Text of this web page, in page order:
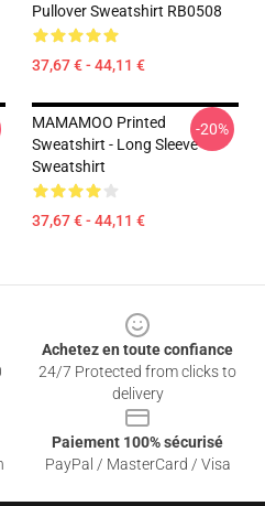
Pullover Sweatshirt RB0508
37,67 € - 44,11 €
MAMAMOO Printed
Sweatshirt - Long Sleeve
Sweatshirt
37,67 € - 44,11 €
-20%
Achetez en toute confiance
24/7 Protected from clicks to
delivery
Paiement 100% sécurisé
PayPal / MasterCard / Visa